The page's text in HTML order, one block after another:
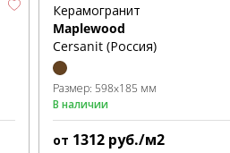
Керамогранит
Maplewood
Cersanit (Россия)
Размер: 598x185 мм
В наличии
от 1312 руб./м2